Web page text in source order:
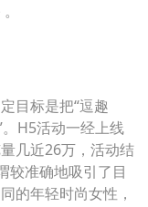
目标是把“逗趣
H5活动一经上线
几近26万，活动结
较准确地吸引了目
的年轻时尚女性，